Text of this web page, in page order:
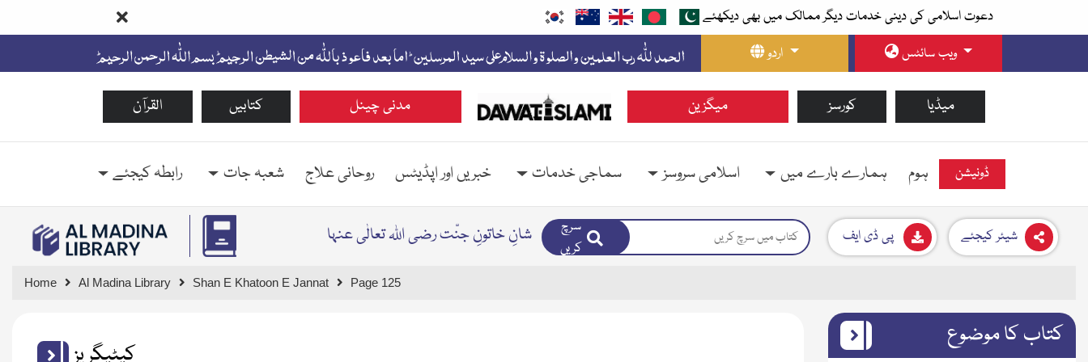
دعوت اسلامی کی دینی خدمات دیگر ممالک میں بھی دیکھئے
اردو
ویب سائٹس
القرآن کتابیں مدنی چینل میگزین کورسز میڈیا
ہوم ہمارے بارے میں اسلامی سروسز سماجی خدمات خبریں اور اپڈیٹس روحانی علاج شعبہ جات رابطہ کیجئے ڈونیشن
شانِ خاتونِ جنّت رضی اللہ تعالٰی عنہا
سرچ
کریں
پی ڈی ایف شیئر کیجئے
Home Al Madina Library Shan E Khatoon E Jannat Page 125
کیٹیگریز
کتاب کا موضوع